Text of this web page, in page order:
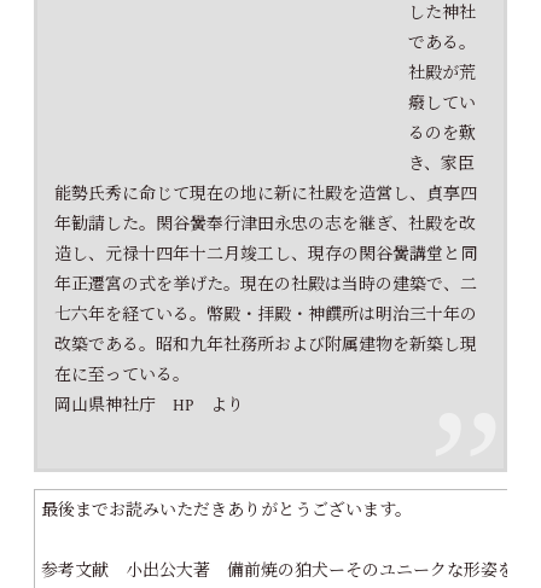
した神社
である。
社殿が荒
癈してい
るのを歎
き、家臣
能勢氏秀に命じて現在の地に新に社殿を造営し、貞享四
年勧請した。閑谷黌奉行津田永忠の志を継ぎ、社殿を改
造し、元禄十四年十二月竣工し、現存の閑谷黌講堂と同
年正遷宮の式を挙げた。現在の社殿は当時の建築で、二
七六年を経ている。幣殿・拝殿・神饌所は明治三十年の
改築である。昭和九年社務所および附属建物を新築し現
在に至っている。
岡山県神社庁 HP より
最後までお読みいただきありがとうございます。
参考文献 小出公大著 備前焼の狛犬ーそのユニークな形姿を訪